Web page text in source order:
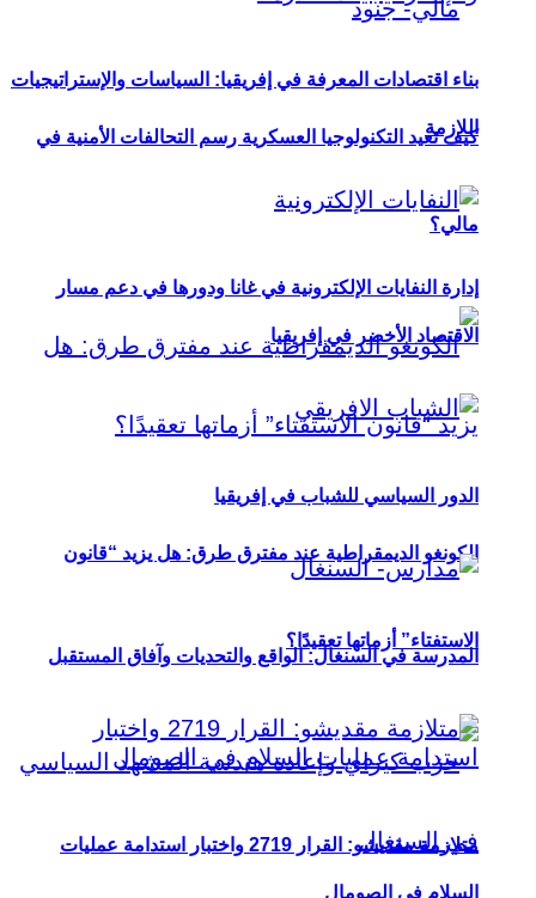
كيف تعيد التكنولوجيا العسكرية رسم التحالفات الأمنية في
مالي؟
الكونغو الديمقراطية عند مفترق طرق: هل يزيد “قانون
الاستفتاء” أزماتها تعقيدًا؟
بناء اقتصادات المعرفة في إفريقيا: السياسات والإستراتيجيات
اللازمة
إدارة النفايات الإلكترونية في غانا ودورها في دعم مسار
الاقتصاد الأخضر في إفريقيا
الدور السياسي للشباب في إفريقيا
المدرسة في السنغال: الواقع والتحديات وآفاق المستقبل
متلازمة مقديشو: القرار 2719 واختبار استدامة عمليات
السلام في الصومال